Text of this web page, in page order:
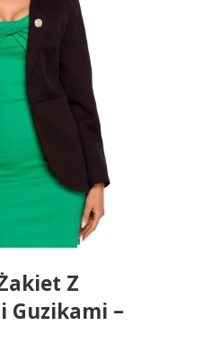
Z
Guzikami –